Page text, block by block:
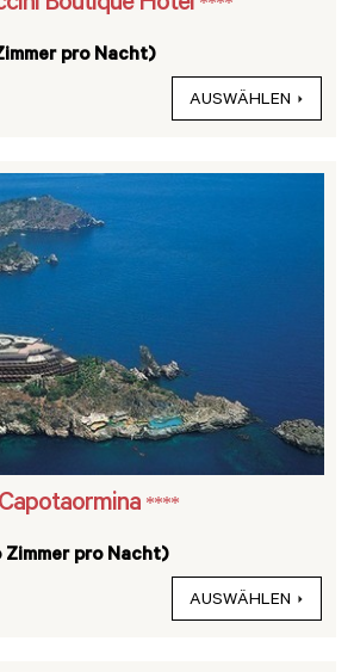
pro Nacht)
AUSWÄHLEN
****
pro Nacht)
AUSWÄHLEN